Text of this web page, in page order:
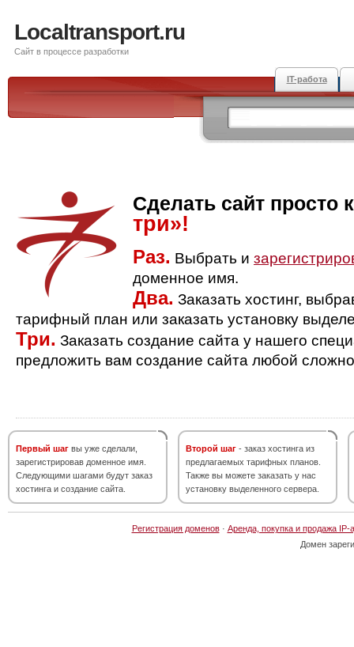
Localtransport.ru
Сайт в процессе разработки
IT-работа
Сделать сайт просто
три»!
Раз. Выбрать и
доменное имя.
Два. Заказать хостинг,
тарифный план или заказать установку
Три. Заказать создание сайта у нашего
предложить вам создание сайта любой
Первый шаг вы уже сделали,
зарегистрировав доменное имя.
Следующими шагами будут заказ
хостинга и создание сайта.
Второй шаг - заказ хостинга из
предлагаемых тарифных планов.
Также вы можете заказать у нас
установку выделенного сервера.
Регистрация доменов· Аренда, покупка и продажа IP-
Домен